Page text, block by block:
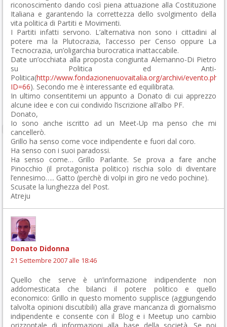
riconoscimento dando così piena attuazione alla Costituzione
Italiana e garantendo la correttezza dello svolgimento della
vita politica di Partiti e Movimenti.
I Partiti infatti servono. L’alternativa non sono i cittadini al
potere ma la Plutocrazia, l’accesso per Censo oppure La
Tecnocrazia, un’oligarchia burocratica inattaccabile.
Date un’occhiata alla proposta congiunta Alemanno-Di Pietro
su Politica ed Anti-
Politica(http://www.fondazionenuovaitalia.org/archivi/evento.php?
ID=66). Secondo me è interessante ed equilibrata.
In ultimo consentitemi un appunto a Donato di cui apprezzo
alcune idee e con cui condivido l’iscrizione all’albo PF.
Donato,
Io sono anche iscritto ad un Meet-Up ma penso che mi
cancellerò.
Grillo ha senso come voce indipendente e fuori dal coro.
Ha senso con i suoi paradossi.
Ha senso come… Grillo Parlante. Se prova a fare anche
Pinocchio (il protagonista politico) rischia solo di diventare
l’ennesimo….. Gatto (perchè di volpi in giro ne vedo pochine).
Scusate la lunghezza del Post.
Atreju
Donato Didonna
21 Settembre 2007 alle 18:46
Quello che serve è un’informazione indipendente non
addomesticata che bilanci il potere politico e quello
economico: Grillo in questo momento supplisce (aggiungendo
talvolta opinioni discutibili) alla grave mancanza di giornalismo
indipendente e consente con il Blog e i Meetup uno cambio